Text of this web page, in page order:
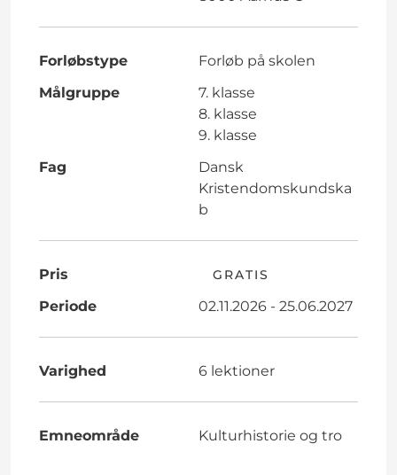
Forløbstype
Forløb på skolen
Målgruppe
7. klasse
8. klasse
9. klasse
Fag
Dansk
Kristendomskundska
b
Pris GRATIS
Periode 02.11.2026 - 25.06.2027
Varighed 6 lektioner
Emneområde Kulturhistorie og tro